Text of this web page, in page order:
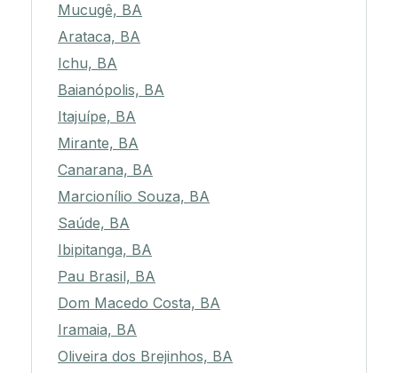
Mucugê, BA
Arataca, BA
Ichu, BA
Baianópolis, BA
Itajuípe, BA
Mirante, BA
Canarana, BA
Marcionílio Souza, BA
Saúde, BA
Ibipitanga, BA
Pau Brasil, BA
Dom Macedo Costa, BA
Iramaia, BA
Oliveira dos Brejinhos, BA